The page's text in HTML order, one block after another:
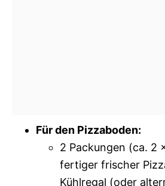
Für den Pizzaboden:
2 Packungen (ca. 2
fertiger frischer
Kühlregal (oder